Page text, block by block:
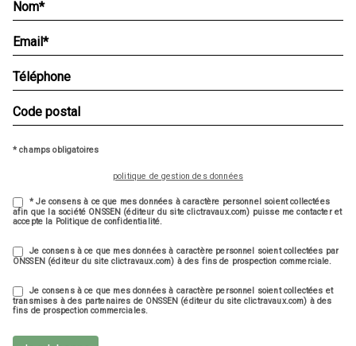
* champs obligatoires
politique de gestion des données
* Je consens à ce que mes données à caractère personnel soient collectées
afin que la société ONSSEN (éditeur du site clictravaux.com) puisse me contacter et
accepte la Politique de confidentialité.
Je consens à ce que mes données à caractère personnel soient collectées par
ONSSEN (éditeur du site clictravaux.com) à des fins de prospection commerciale.
Je consens à ce que mes données à caractère personnel soient collectées et
transmises à des partenaires de ONSSEN (éditeur du site clictravaux.com) à des
fins de prospection commerciales.